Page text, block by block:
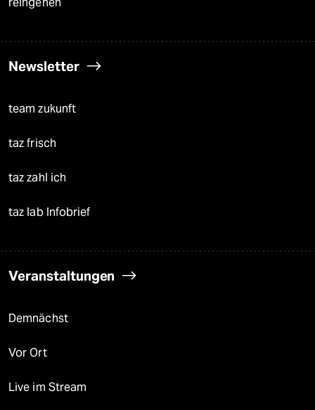
Newsletter
team zukunft
taz frisch
taz zahl ich
taz lab Infobrief
Veranstaltungen
Demnächst
Vor Ort
Live im Stream